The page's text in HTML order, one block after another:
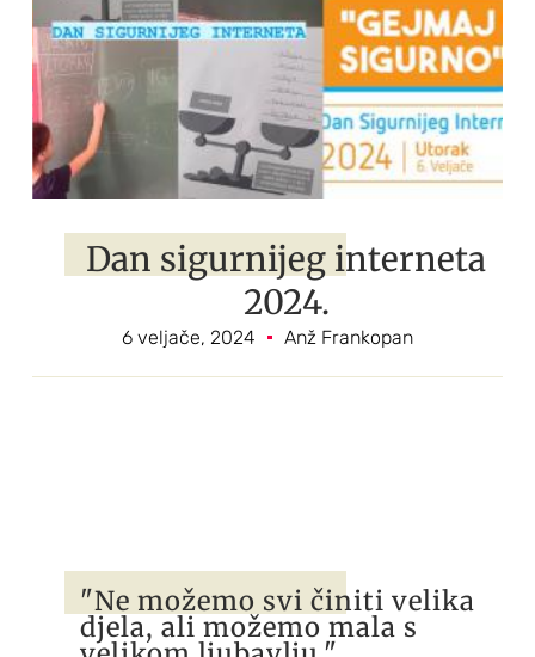
Dan sigurnijeg interneta
2024.
6 veljače, 2024 Anž Frankopan
"Ne možemo svi činiti velika
djela, ali možemo mala s